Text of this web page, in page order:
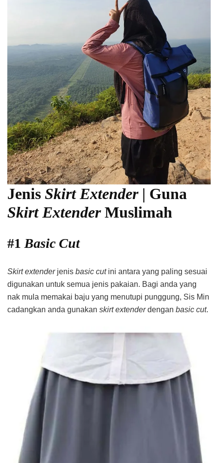
Jenis Skirt Extender | Guna
Skirt ExtenderMuslimah
#1 Basic Cut
Skirt extender jenis basic cut ini antara yang paling sesuai
digunakan untuk semua jenis pakaian. Bagi anda yang
nak mula memakai baju yang menutupi punggung, Sis Min
cadangkan anda gunakan skirt extenderdengan basic cut.